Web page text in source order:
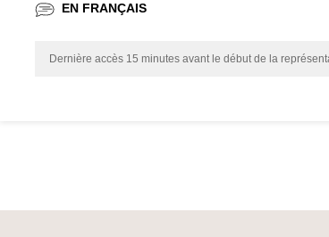
EN FRANÇAIS
Dernière accès 15 minutes avant le début de la